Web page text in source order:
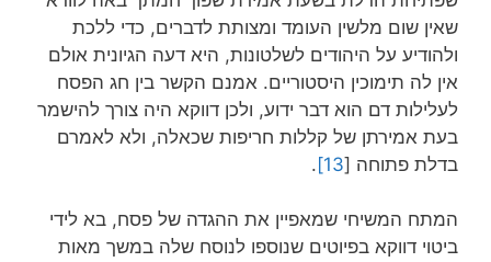
שאין שום מלשין העומד ומצותת לדברים, כדי ללכת
ולהודיע על היהודים לשלטונות, היא דעה הגיונית אולם
אין לה תימוכין היסטוריים. אמנם הקשר בין חג הפסח
לעלילות דם הוא דבר ידוע, ולכן דווקא היה צורך להישמר
בעת אמירתן של קללות חריפות שכאלה, ולא לאמרם
בדלת פתוחה [13]
.
המתח המשיחי שמאפיין את ההגדה של פסח, בא לידי
ביטוי דווקא בפיוטים שנוספו לנוסח שלה במשך מאות